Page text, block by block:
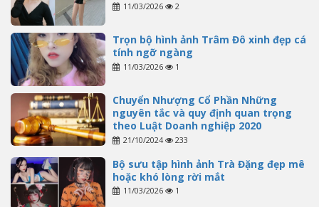
11/03/2026 2
Trọn bộ hình ảnh Trâm Đô xinh đẹp cá
tính ngỡ ngàng
11/03/2026 1
Chuyển Nhượng Cổ Phần Những
nguyên tắc và quy định quan trọng
theo Luật Doanh nghiệp 2020
21/10/2024 233
Bộ sưu tập hình ảnh Trà Đặng đẹp mê
hoặc khó lòng rời mắt
11/03/2026 1